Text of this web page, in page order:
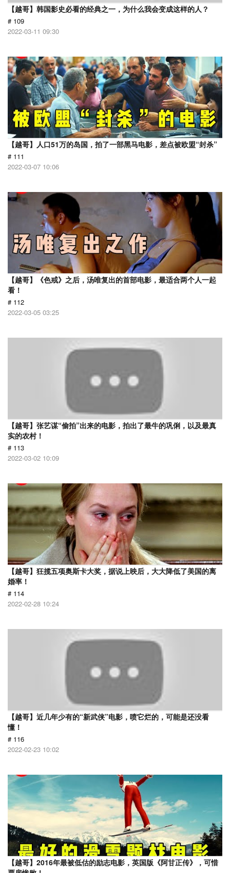
【越哥】韩国影史必看的经典之一，为什么我会变成这样的人？
# 109
2022-03-11 09:30
【越哥】人口51万的岛国，拍了一部黑马电影，差点被欧盟“封杀”
# 111
2022-03-07 10:06
【越哥】《色戒》之后，汤唯复出的首部电影，最适合两个人一起
看！
# 112
2022-03-05 03:25
【越哥】张艺谋“偷拍”出来的电影，拍出了最牛的巩俐，以及最真
实的农村！
# 113
2022-03-02 10:09
【越哥】狂揽五项奥斯卡大奖，据说上映后，大大降低了美国的离
婚率！
# 114
2022-02-28 10:24
【越哥】近几年少有的“新武侠”电影，喷它烂的，可能是还没看
懂！
# 116
2022-02-23 10:02
【越哥】2016年最被低估的励志电影，英国版《阿甘正传》，可惜